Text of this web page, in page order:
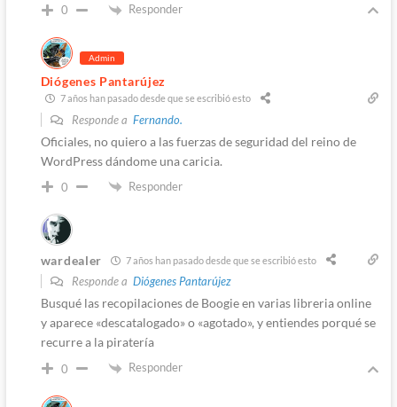
0 Responder
Admin
Diógenes Pantarújez
7 años han pasado desde que se escribió esto
Responde a Fernando.
Oficiales, no quiero a las fuerzas de seguridad del reino de
WordPress dándome una caricia.
0 Responder
wardealer 7 años han pasado desde que se escribió esto
Responde a Diógenes Pantarújez
Busqué las recopilaciones de Boogie en varias libreria online
y aparece «descatalogado» o «agotado», y entiendes porqué se
recurre a la piratería
0 Responder